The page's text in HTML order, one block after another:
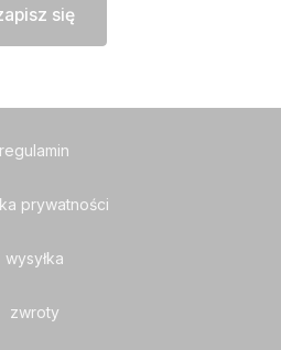
się
regulamin
prywatności
wysyłka
zwroty